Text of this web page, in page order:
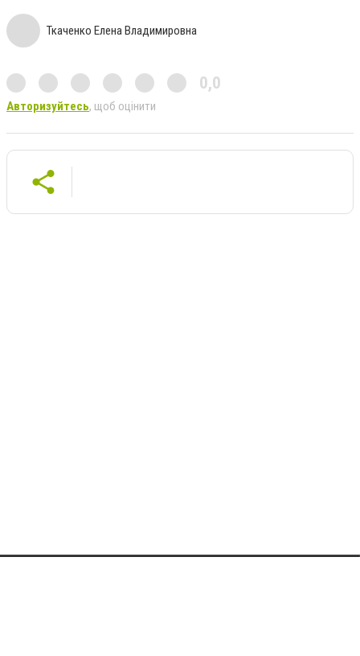
Ткаченко Елена Владимировна
0,0
Авторизуйтесь, щоб оцінити